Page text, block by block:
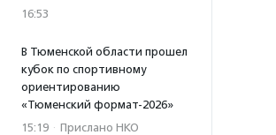
16:53
В Тюменской области прошел
кубок по спортивному
ориентированию
«Тюменский формат-2026»
15:19 · Прислано НКО